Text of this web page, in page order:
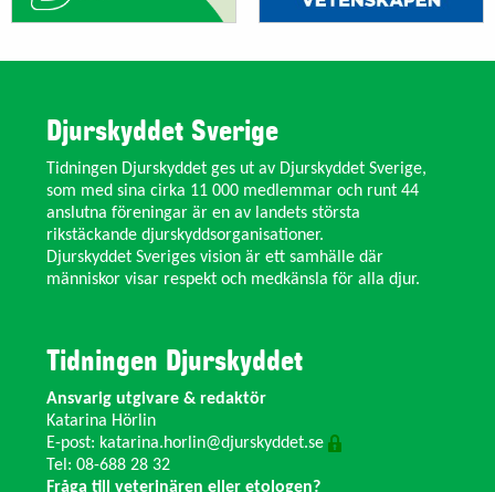
Djurskyddet Sverige
Tidningen Djurskyddet ges ut av Djurskyddet Sverige,
som med sina cirka 11 000 medlemmar och runt 44
anslutna föreningar är en av landets största
rikstäckande djurskyddsorganisationer.
Djurskyddet Sveriges vision är ett samhälle där
människor visar respekt och medkänsla för alla djur.
Tidningen Djurskyddet
Ansvarig utgivare & redaktör
Katarina Hörlin
E-post: katarina.horlin@djurskyddet.se
Tel: 08-688 28 32
Fråga till veterinären eller etologen?